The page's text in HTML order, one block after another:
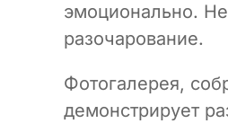
эмоционально.
разочарование.
Фотогалерея,
демонстрирует